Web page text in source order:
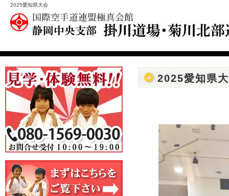
2025愛知県大会
2025愛知県